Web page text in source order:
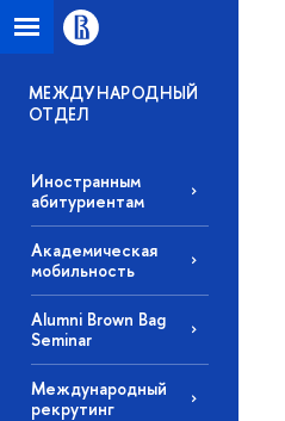
МЕЖДУНАРОДНЫЙ
ОТДЕЛ
Иностранным
абитуриентам
Академическая
мобильность
Alumni Brown Bag
Seminar
Международный
рекрутинг